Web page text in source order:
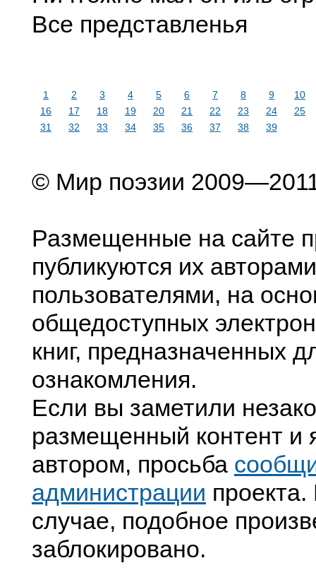
Все представленья
1 2 3 4 5 6 7 8 9
10
16
17 18 19 20 21 22 23 24
25
31
32 33 34 35 36 37 38 39
© Мир поэзии
Размещенные на сайте
публикуются их
пользователями, на
общедоступных
книг, предназначенных
ознакомления.
Если вы заметили
размещенный контент и
автором, просьба
администрации
случае, подобное
заблокировано.